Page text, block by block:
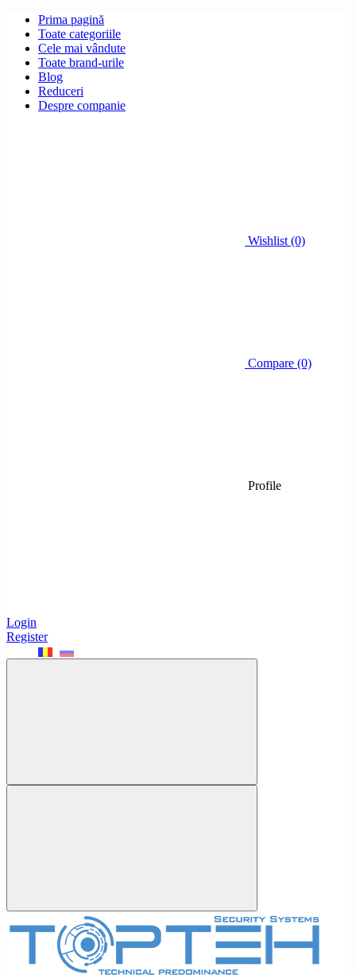
Prima pagină
Toate categoriile
Cele mai vândute
Toate brand-urile
Blog
Reduceri
Despre companie
Wishlist (0)
Compare (0)
Profile
Login
Register